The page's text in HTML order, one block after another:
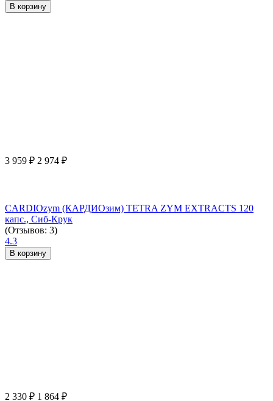
В корзину
3 959 ₽ 2 974 ₽
CARDIOzym (КАРДИОзим) TETRA ZYM EXTRACTS 120
капс., Сиб-Крук
(Отзывов: 3)
4.3
В корзину
2 330 ₽ 1 864 ₽